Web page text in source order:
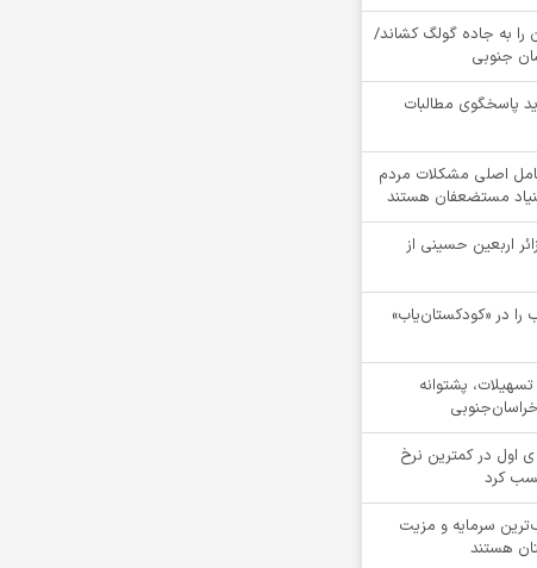
را به جاده گولگ کشاند/
جنوبی
پاسخگوی مطالبات
اصلی مشکلات مردم
مستضعفان هستند
اعزام بیش از 4100 زائر اربعین حسینی از
در «کودکستان‌یاب»
تسهیلات، پشتوانه
اول در کمترین نرخ
کرد
سرمایه و مزیت
هستند